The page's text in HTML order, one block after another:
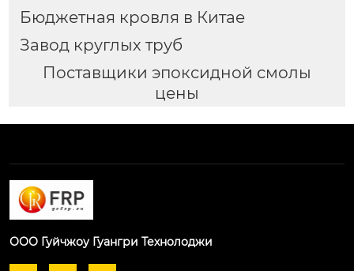
Бюджетная кровля в Китае
Завод круглых труб
Поставщики эпоксидной смолы
цены
ООО Гуйчжоу Гуангри Технолоджи